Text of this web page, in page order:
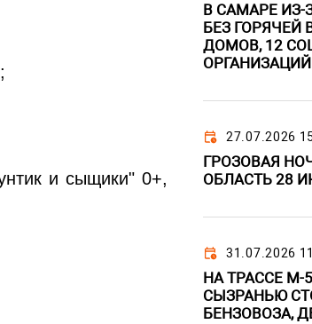
и сыщики" 0+,
В САМАРЕ ИЗ-
БЕЗ ГОРЯЧЕЙ
ДОМОВ, 12
ОРГАНИЗАЦИЙ
27.07.2026
ГРОЗОВАЯ
ОБЛАСТЬ 28
31.07.2026
НА ТРАССЕ
СЫЗРАНЬЮ
БЕНЗОВОЗА,